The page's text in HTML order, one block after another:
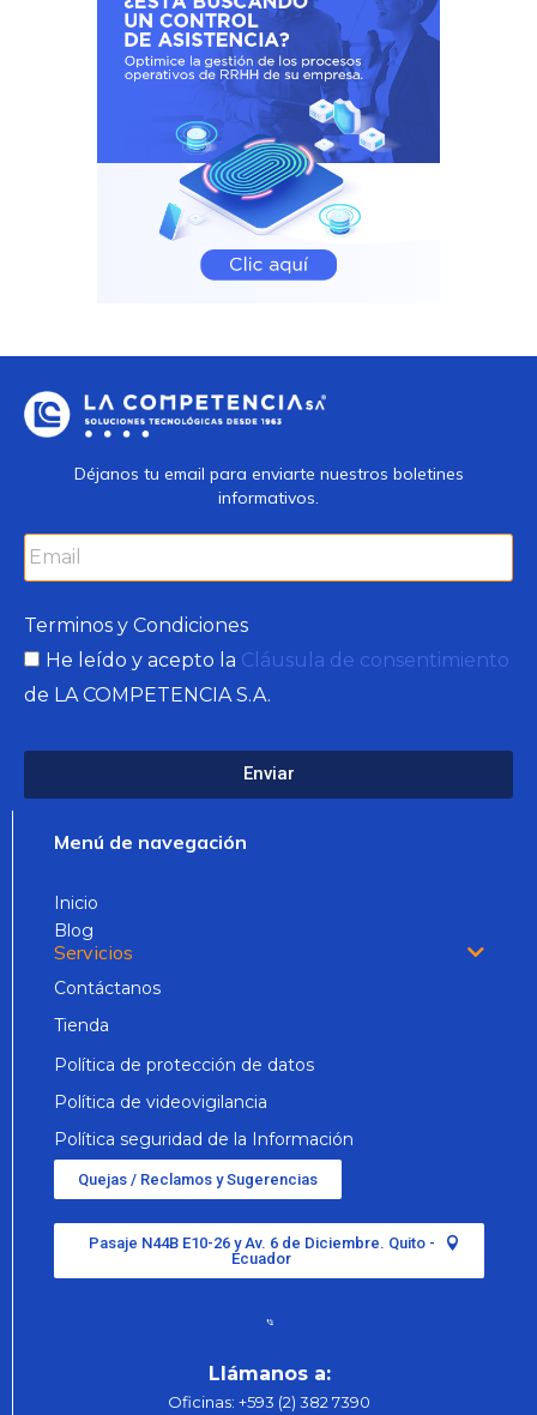
Déjanos tu email para enviarte nuestros boletines
informativos.
Terminos y Condiciones
He leído y acepto la Cláusula de consentimiento
de LA COMPETENCIA S.A.
Enviar
Menú de navegación
Inicio
Blog
Servicios
Contáctanos
Tienda
Política de protección de datos
Política de videovigilancia
Política seguridad de la Información
Quejas / Reclamos y Sugerencias
Pasaje N44B E10-26 y Av. 6 de Diciembre. Quito -
Ecuador
Llámanos a:
Oficinas: +593 (2) 382 7390